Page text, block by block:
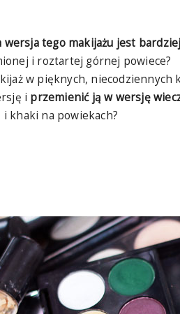
wersja tego makijażu jest
i roztartej górnej powiece?
w pięknych,
i przemienić ją w wersję
khaki na powiekach?